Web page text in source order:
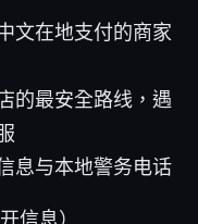
文在地支付的商家
的最安全路线，遇
息与本地警务电话